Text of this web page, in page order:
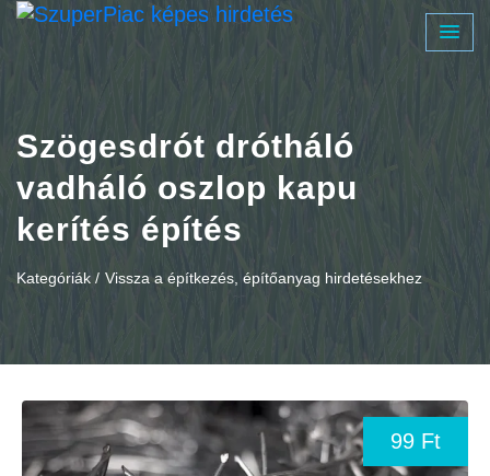
Szögesdrót drótháló
vadháló oszlop kapu
kerítés építés
Kategóriák / Vissza a építkezés, építőanyag hirdetésekhez
99 Ft